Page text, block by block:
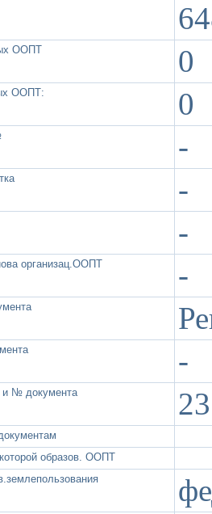
ООПТ 0
ООПТ: 0
-
-
-
организац.ООПТ -
-
и № документа
образов. ООПТ